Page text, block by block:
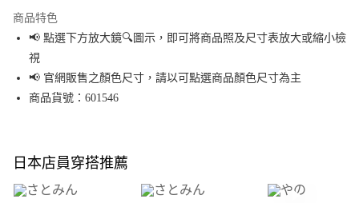
Apple Pay
街口支付
悠遊付
全盈+PAY
大哥付你分期
商品特色
📢 點選下方放大鏡🔍圖示，即可將商品照及尺寸表放大或縮小檢
視
📢 官網販售之顏色尺寸，請以可點選商品顏色尺寸為主
商品貨號：601546
日本店員穿搭推薦